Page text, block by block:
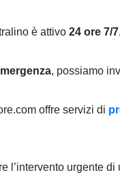
è attivo 24 ore 7/7
, possiamo
offre servizi di
l’intervento urgente di